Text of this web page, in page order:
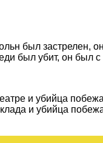
был застрелен,
был убит, он был
и убийца
и убийца